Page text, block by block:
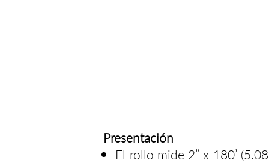
Presentación
El rollo mide 2” x 180’ (5.08